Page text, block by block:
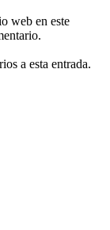
web en este
a esta entrada.